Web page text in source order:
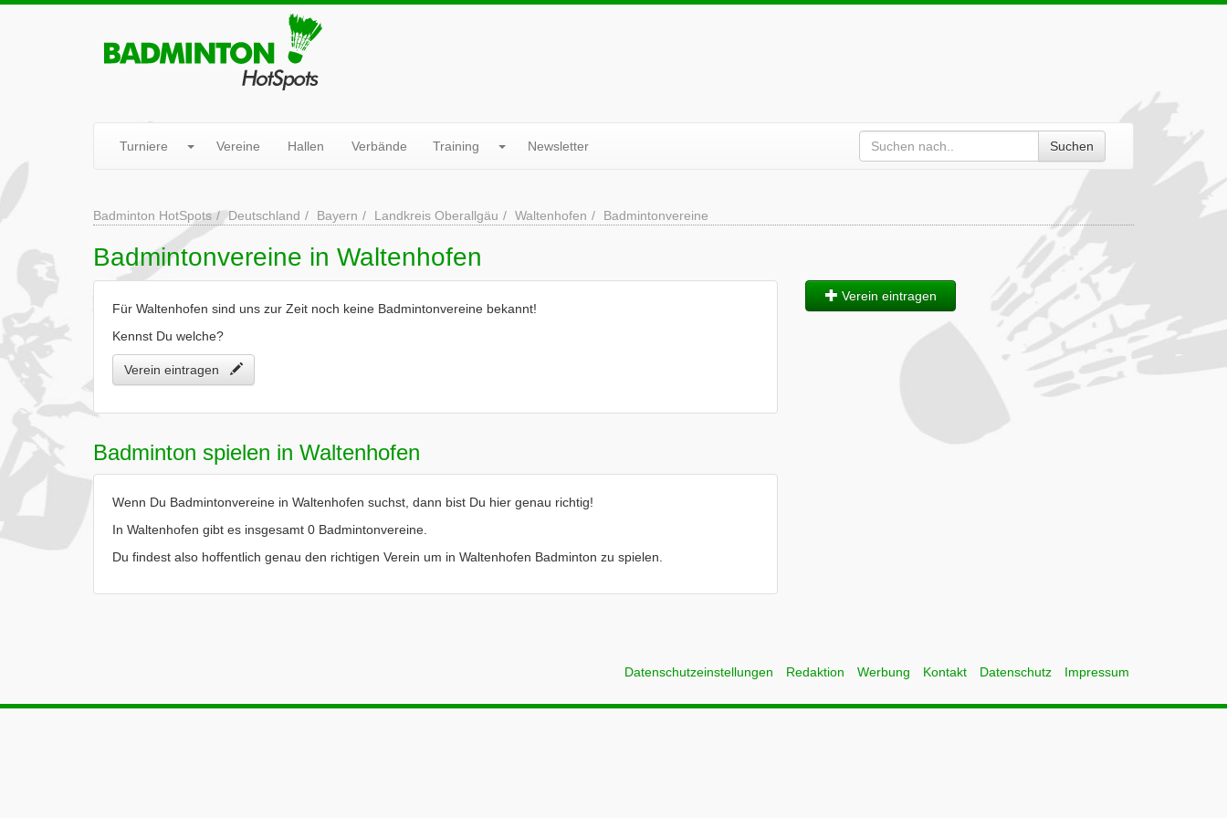
Turniere Vereine Hallen Verbände Training Newsletter Suchen
Badminton HotSpots Deutschland Bayern Landkreis Oberallgäu Waltenhofen Badmintonvereine
Badmintonvereine in Waltenhofen
Für Waltenhofen sind uns zur Zeit noch keine Badmintonvereine bekannt!
Kennst Du welche?
Verein eintragen
Badminton spielen in Waltenhofen
Wenn Du Badmintonvereine in Waltenhofen suchst, dann bist Du hier genau richtig!
In Waltenhofen gibt es insgesamt 0 Badmintonvereine.
Du findest also hoffentlich genau den richtigen Verein um in Waltenhofen Badminton zu spielen.
Verein eintragen
Datenschutzeinstellungen Redaktion Werbung Kontakt Datenschutz Impressum